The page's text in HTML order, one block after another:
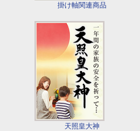
掛け軸関連商品
天照皇大神